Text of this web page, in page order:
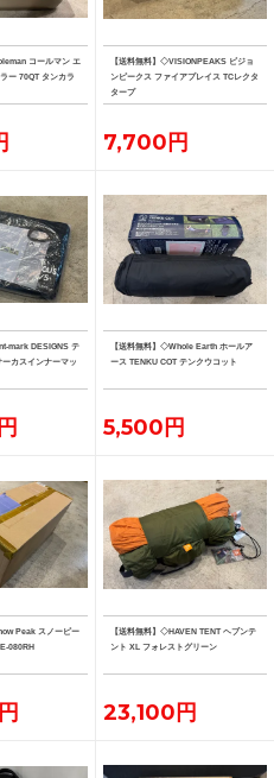
コールマン エ
ー 70QT タンカラ
【送料無料】◇VISIONPEAKS ビジョ
ンピークス ファイアプレイス TCレクタ
タープ
7,700円
mark DESIGNS テ
カスインナーマッ
【送料無料】◇Whole Earth ホールア
ース TENKU COT テンクウコット
5,500円
Peak スノーピー
080RH
【送料無料】◇HAVEN TENT ヘブンテ
ント XL フォレストグリーン
23,100円